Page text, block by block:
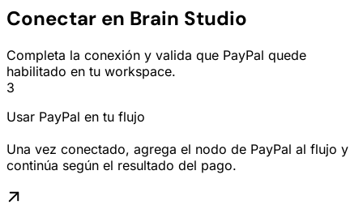
Conectar en Brain Studio
Completa la conexión y valida que PayPal quede
habilitado en tu workspace.
3
Usar PayPal en tu flujo
Una vez conectado, agrega el nodo de PayPal al flujo y
continúa según el resultado del pago.